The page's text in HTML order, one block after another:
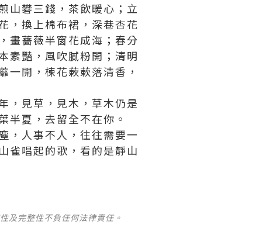
山礬三錢，茶飲暖心；立
，換上棉布裙，深巷杏花
畫薔薇半窗花成海；春分
素豔，風吹膩粉開；清明
一開，楝花蔌蔌落清香，
，見草，見木，草木仍是
半夏，去留全不在你。
，人事不人，往往需要一
雀唱起的歌，看的是靜山
及完整性不負任何法律責任。